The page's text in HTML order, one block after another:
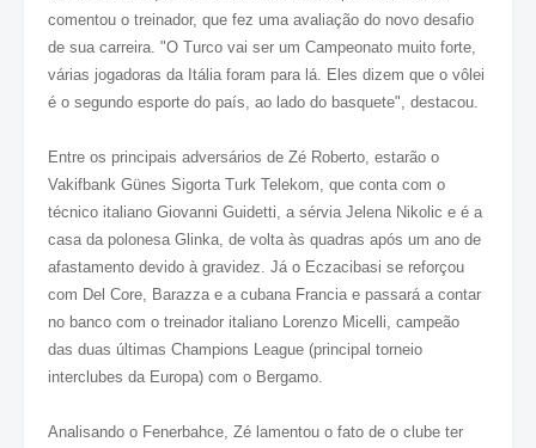
comentou o treinador, que fez uma avaliação do novo desafio
de sua carreira. "O Turco vai ser um Campeonato muito forte,
várias jogadoras da Itália foram para lá. Eles dizem que o vôlei
é o segundo esporte do país, ao lado do basquete", destacou.
Entre os principais adversários de Zé Roberto, estarão o
Vakifbank Günes Sigorta Turk Telekom, que conta com o
técnico italiano Giovanni Guidetti, a sérvia Jelena Nikolic e é a
casa da polonesa Glinka, de volta às quadras após um ano de
afastamento devido à gravidez. Já o Eczacibasi se reforçou
com Del Core, Barazza e a cubana Francia e passará a contar
no banco com o treinador italiano Lorenzo Micelli, campeão
das duas últimas Champions League (principal torneio
interclubes da Europa) com o Bergamo.
Analisando o Fenerbahce, Zé lamentou o fato de o clube ter